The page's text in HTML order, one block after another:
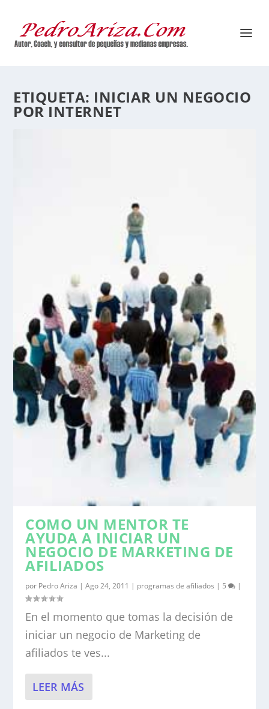
ETIQUETA: INICIAR UN NEGOCIO
POR INTERNET
COMO UN MENTOR TE
AYUDA A INICIAR UN
NEGOCIO DE MARKETING DE
AFILIADOS
por Pedro Ariza |Ago 24, 2011 | programas de afiliados | 5 |
En el momento que tomas la decisión de
iniciar un negocio de Marketing de
afiliados te ves...
LEER MÁS